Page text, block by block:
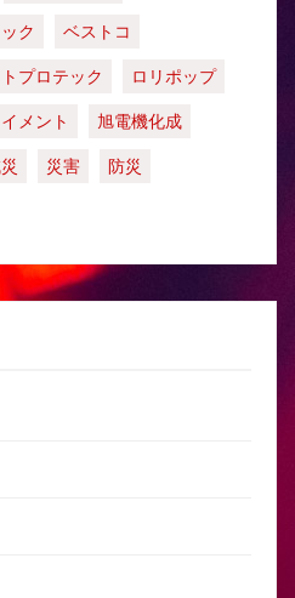
ク
ベストコ
プロテック
ロリポップ
メント
旭電機化成
災害
防災